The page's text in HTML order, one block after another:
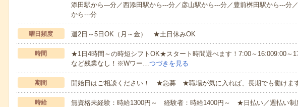
添田駅から---分／西添田駅から---分／彦山駅から---分／豊前桝田駅から---分
から---分
曜日頻度 週2日～5日OK（月～金） ★土日休みOK
時間
★1日4時間～の時短シフトOK★スタート時間選べます！7:00～16:009:00～
など残業なし！※Wワー…つづきを見る
期間 開始日はご相談ください！ ★急募 ★職場が気に入れば、長期でも働けま
時給
無資格未経験：時給1300円～ 経験者：時給1400円～ ★日払い／週払い制